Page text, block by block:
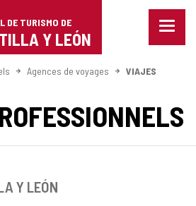
DE TURISMO DE
Y LEÓN
Menu
Agences de voyages
VIAJES
Y LEÓN